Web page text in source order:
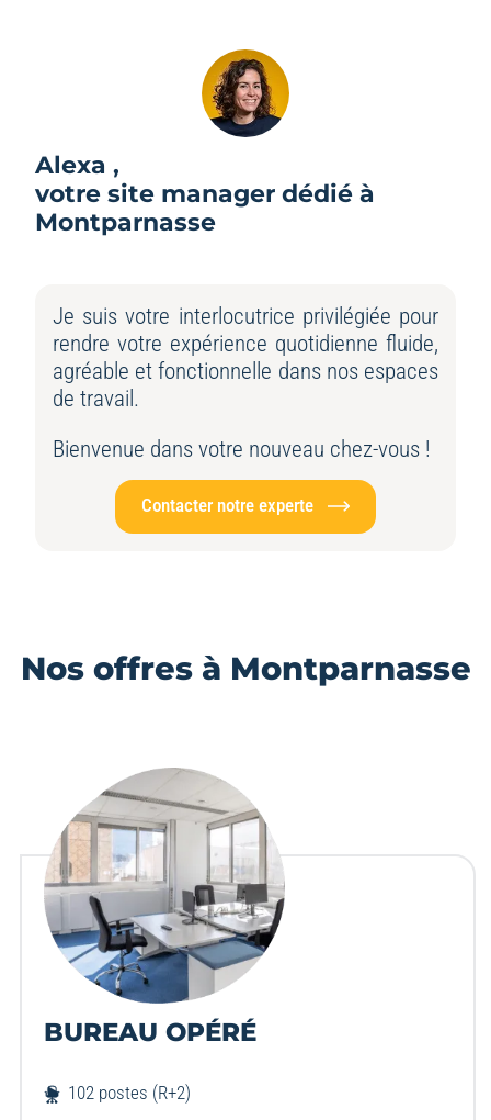
Alexa ,
votre site manager dédié à
Montparnasse
Je suis votre interlocutrice privilégiée pour
rendre votre expérience quotidienne fluide,
agréable et fonctionnelle dans nos espaces
de travail.
Bienvenue dans votre nouveau chez-vous !
Contacter notre experte
Nos offres à Montparnasse
BUREAU OPÉRÉ
102 postes (R+2)